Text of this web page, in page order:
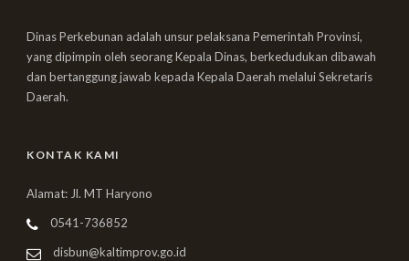
Dinas Perkebunan adalah unsur pelaksana Pemerintah Provinsi,
yang dipimpin oleh seorang Kepala Dinas, berkedudukan dibawah
dan bertanggung jawab kepada Kepala Daerah melalui Sekretaris
Daerah.
KONTAK KAMI
Alamat: Jl. MT Haryono
0541-736852
disbun@kaltimprov.go.id